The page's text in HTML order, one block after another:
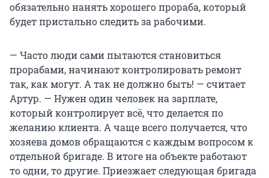
обязательно нанять хорошего прораба, который
будет пристально следить за рабочими.
— Часто люди сами пытаются становиться
прорабами, начинают контролировать ремонт
так, как могут. А так не должно быть! — считает
Артур. — Нужен один человек на зарплате,
который контролирует всё, что делается по
желанию клиента. А чаще всего получается, что
хозяева домов обращаются с каждым вопросом к
отдельной бригаде. В итоге на объекте работают
то одни, то другие. Приезжает следующая бригада